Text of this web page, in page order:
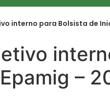
interno para Bolsista de
–